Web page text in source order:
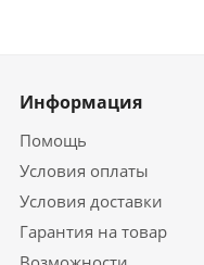
Информация
Помощь
Условия оплаты
Условия доставки
Гарантия на товар